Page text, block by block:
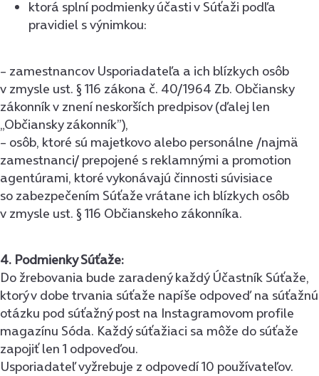
ktorá splní podmienky účasti v Súťaži podľa
pravidiel s výnimkou:
– zamestnancov Usporiadateľa a ich blízkych osôb
v zmysle ust. § 116 zákona č. 40/1964 Zb. Občiansky
zákonník v znení neskorších predpisov (ďalej len
„Občiansky zákonník”),
– osôb, ktoré sú majetkovo alebo personálne /najmä
zamestnanci/ prepojené s reklamnými a promotion
agentúrami, ktoré vykonávajú činnosti súvisiace
so zabezpečením Súťaže vrátane ich blízkych osôb
v zmysle ust. § 116 Občianskeho zákonníka.
4. Podmienky Súťaže:
Do žrebovania bude zaradený každý Účastník Súťaže,
ktorý v dobe trvania súťaže napíše odpoveď na súťažnú
otázku pod súťažný post na Instagramovom profile
magazínu Sóda. Každý súťažiaci sa môže do súťaže
zapojiť len 1 odpoveďou.
Usporiadateľ vyžrebuje z odpovedí 10 používateľov.